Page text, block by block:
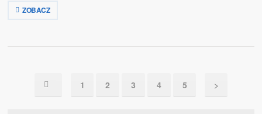
ZOBACZ
1 2 3 4 5 >